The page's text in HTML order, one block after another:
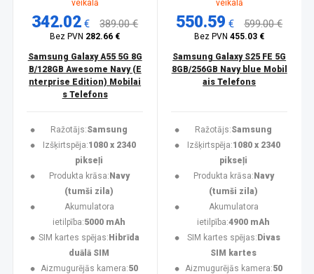
veikalā
342.02 € 389.00 €
Bez PVN 282.66 €
Samsung Galaxy A55 5G 8G
B/128GB Awesome Navy (E
nterprise Edition) Mobilai
s Telefons
Ražotājs:Samsung
Izšķirtspēja:1080 x 2340
pikseļi
Produkta krāsa: Navy
(tumši zila)
Akumulatora
ietilpība:5000 mAh
SIM kartes spējas: Hibrīda
duālā SIM
Aizmugurējās kamera:50
veikalā
550.59 € 599.00 €
Bez PVN455.03 €
Samsung Galaxy S25 FE 5G
8GB/256GB Navy blue Mobil
ais Telefons
Ražotājs:Samsung
Izšķirtspēja:1080 x 2340
pikseļi
Produkta krāsa: Navy
(tumši zila)
Akumulatora
ietilpība:4900 mAh
SIM kartes spējas: Divas
SIM kartes
Aizmugurējās kamera:50